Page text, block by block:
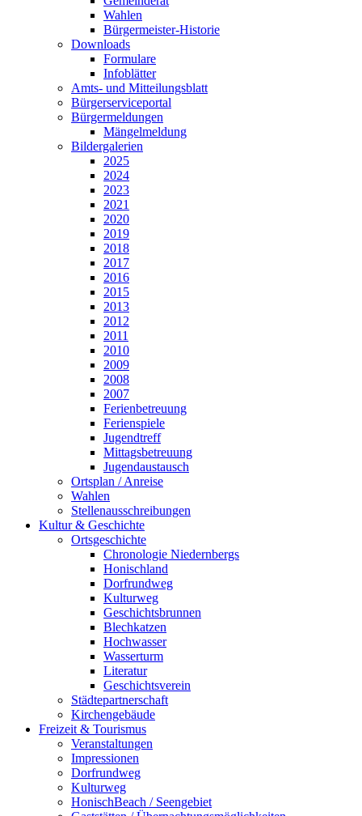
Wahlen
Bürgermeister-Historie
Downloads
Formulare
Infoblätter
Amts- und Mitteilungsblatt
Bürgerserviceportal
Bürgermeldungen
Mängelmeldung
Bildergalerien
2025
2024
2023
2021
2020
2019
2018
2017
2016
2015
2013
2012
2011
2010
2009
2008
2007
Ferienbetreuung
Ferienspiele
Jugendtreff
Mittagsbetreuung
Jugendaustausch
Ortsplan / Anreise
Wahlen
Stellenausschreibungen
Kultur & Geschichte
Ortsgeschichte
Chronologie Niedernbergs
Honischland
Dorfrundweg
Kulturweg
Geschichtsbrunnen
Blechkatzen
Hochwasser
Wasserturm
Literatur
Geschichtsverein
Städtepartnerschaft
Kirchengebäude
Freizeit & Tourismus
Veranstaltungen
Impressionen
Dorfrundweg
Kulturweg
HonischBeach / Seengebiet